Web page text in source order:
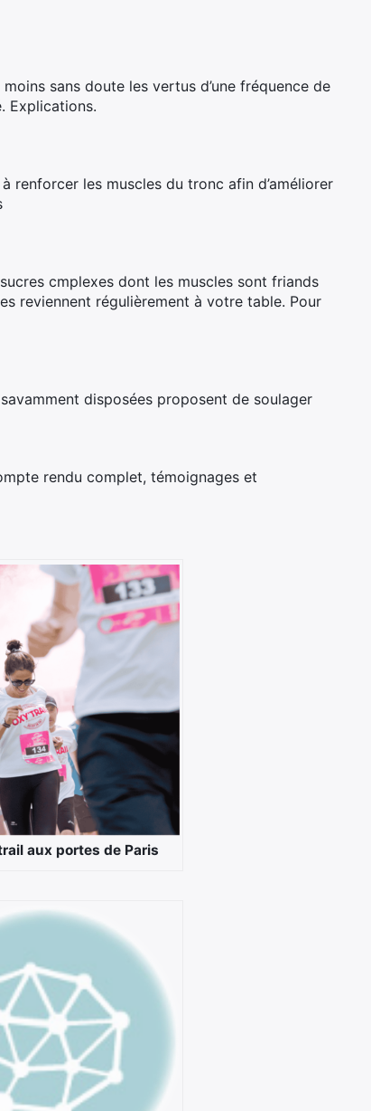
sans doute les vertus d’une fréquence de
Explications.
renforcer les muscles du tronc afin d’améliorer
cmplexes dont les muscles sont friands
reviennent régulièrement à votre table. Pour
disposées proposent de soulager
rendu complet, témoignages et
aux portes de Paris